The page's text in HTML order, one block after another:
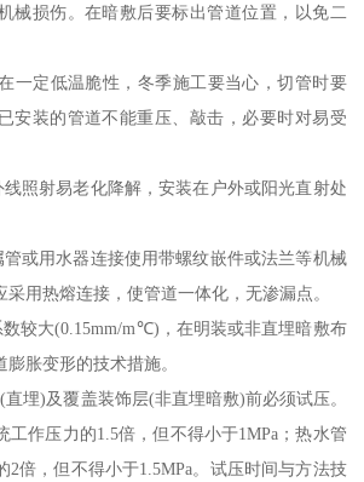
械损伤。在暗敷后要标出管道位置，以免二
一定低温脆性，冬季施工要当心，切管时要
安装的管道不能重压、敲击，必要时对易受
线照射易老化降解，安装在户外或阳光直射处
管或用水器连接使用带螺纹嵌件或法兰等机械
用热熔连接，使管道一体化，无渗漏点。
数较大(0.15mm/m℃)，在明装或非直埋暗敷布
胀变形的技术措施。
埋)及覆盖装饰层(非直埋暗敷)前必须试压。
工作压力的1.5倍，但不得小于1MPa；热水管
2倍，但不得小于1.5MPa。试压时间与方法技